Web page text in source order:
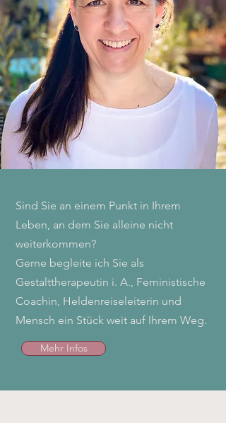
Sind Sie an einem Punkt in Ihrem
Leben, an dem Sie alleine nicht
weiterkommen?
Gerne begleite ich Sie als
Gestalttherapeutin i. A., Feministische
Coachin, Heldenreiseleiterin und
Mensch ein Stück weit auf Ihrem Weg.
Mehr Infos